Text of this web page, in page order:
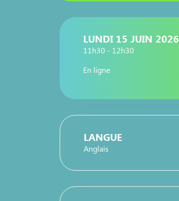
LUNDI 15 JUIN 2026
11h30 - 12h30
En ligne
LANGUE
Anglais